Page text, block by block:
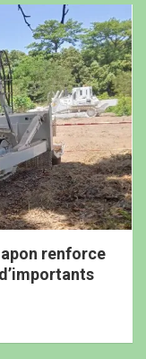
renforce